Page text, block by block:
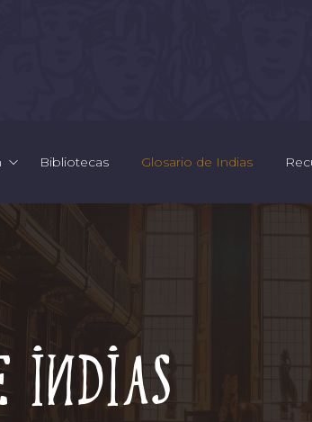
Bibliotecas Glosario de Indias
Indias